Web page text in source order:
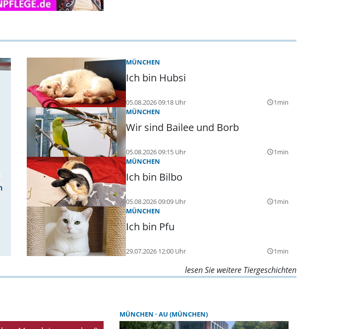
MÜNCHEN
Ich bin Hubsi
05.08.2026 09:18 Uhr query_builder1min
MÜNCHEN
Wir sind Bailee und Borb
05.08.2026 09:15 Uhr query_builder1min
MÜNCHEN
Ich bin Bilbo
05.08.2026 09:09 Uhr query_builder1min
MÜNCHEN
Ich bin Pfu
29.07.2026 12:00 Uhr query_builder1min
lesen Sie weitere Tiergeschichten
MÜNCHEN AU (MÜNCHEN)